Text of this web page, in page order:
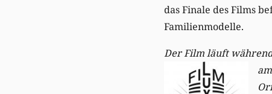
das Finale des Films
Familienmodelle.
Der Film läuft
am